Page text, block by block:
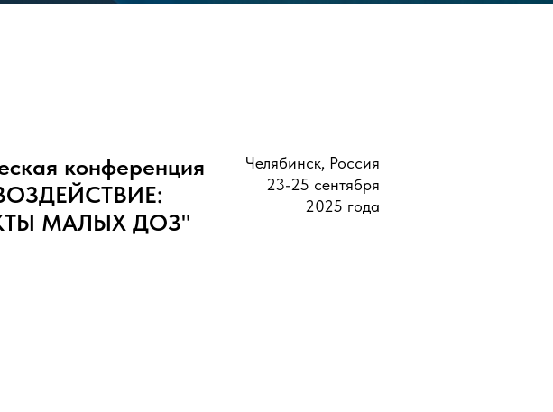
конференция
МАЛЫХ ДОЗ"
Челябинск, Россия
23-25 сентября
2025 года